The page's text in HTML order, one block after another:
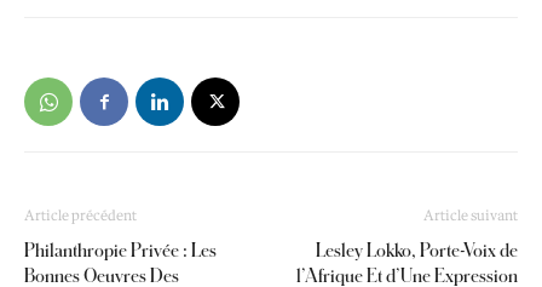
Article précédent
Philanthropie Privée : Les
Bonnes Oeuvres Des
Article suivant
Lesley Lokko, Porte-Voix de
l’Afrique Et d’Une Expression